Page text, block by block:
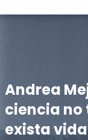
Andrea
ciencia no
exista